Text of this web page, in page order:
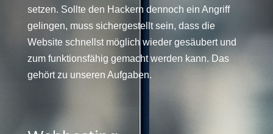
setzen. Sollte den Hackern dennoch ein Angriff
gelingen, muss sichergestellt sein, dass die
Website schnellst möglich wieder gesäubert und
zum funktionsfähig gemacht werden kann. Das
gehört zu unseren Aufgaben.